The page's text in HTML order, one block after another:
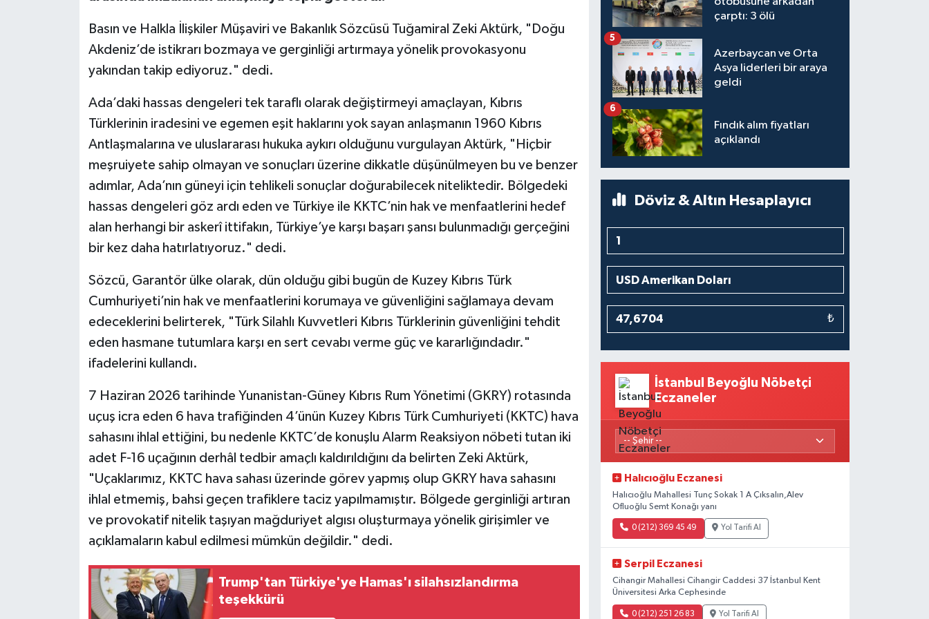
Basın ve Halkla İlişkiler Müşaviri ve Bakanlık Sözcüsü Tuğamiral Zeki Aktürk, "Doğu
Akdeniz’de istikrarı bozmaya ve gerginliği artırmaya yönelik provokasyonu
yakından takip ediyoruz." dedi.
Ada’daki hassas dengeleri tek taraflı olarak değiştirmeyi amaçlayan, Kıbrıs
Türklerinin iradesini ve egemen eşit haklarını yok sayan anlaşmanın 1960 Kıbrıs
Antlaşmalarına ve uluslararası hukuka aykırı olduğunu vurgulayan Aktürk, "Hiçbir
meşruiyete sahip olmayan ve sonuçları üzerine dikkatle düşünülmeyen bu ve benzer
adımlar, Ada’nın güneyi için tehlikeli sonuçlar doğurabilecek niteliktedir. Bölgedeki
hassas dengeleri göz ardı eden ve Türkiye ile KKTC’nin hak ve menfaatlerini hedef
alan herhangi bir askerî ittifakın, Türkiye’ye karşı başarı şansı bulunmadığı gerçeğini
bir kez daha hatırlatıyoruz." dedi.
Sözcü, Garantör ülke olarak, dün olduğu gibi bugün de Kuzey Kıbrıs Türk
Cumhuriyeti’nin hak ve menfaatlerini korumaya ve güvenliğini sağlamaya devam
edeceklerini belirterek, "Türk Silahlı Kuvvetleri Kıbrıs Türklerinin güvenliğini tehdit
eden hasmane tutumlara karşı en sert cevabı verme güç ve kararlığındadır."
ifadelerini kullandı.
7 Haziran 2026 tarihinde Yunanistan-Güney Kıbrıs Rum Yönetimi (GKRY) rotasında
uçuş icra eden 6 hava trafiğinden 4’ünün Kuzey Kıbrıs Türk Cumhuriyeti (KKTC) hava
sahasını ihlal ettiğini, bu nedenle KKTC’de konuşlu Alarm Reaksiyon nöbeti tutan iki
adet F-16 uçağının derhâl tedbir amaçlı kaldırıldığını da belirten Zeki Aktürk,
"Uçaklarımız, KKTC hava sahası üzerinde görev yapmış olup GKRY hava sahasını
ihlal etmemiş, bahsi geçen trafiklere taciz yapılmamıştır. Bölgede gerginliği artıran
ve provokatif nitelik taşıyan mağduriyet algısı oluşturmaya yönelik girişimler ve
açıklamaların kabul edilmesi mümkün değildir." dedi.
Trump'tan Türkiye'ye Hamas'ı silahsızlandırma
teşekkürü
çarptı: 3 ölü
Azerbaycan ve Orta
Asya liderleri bir araya
geldi
5
Fındık alım fiyatları
açıklandı
6
Döviz & Altın Hesaplayıcı
₺
İstanbul Beyoğlu Nöbetçi
Eczaneler
Halıcıoğlu Eczanesi
Halıcıoğlu Mahallesi Tunç Sokak 1 A Çıksalın,Alev
Ofluoğlu Semt Konağı yanı
0 (212) 369 45 49 Yol Tarifi Al
Serpil Eczanesi
Cihangir Mahallesi Cihangir Caddesi 37 İstanbul Kent
Üniversitesi Arka Cephesinde
0 (212) 251 26 83 Yol Tarifi Al